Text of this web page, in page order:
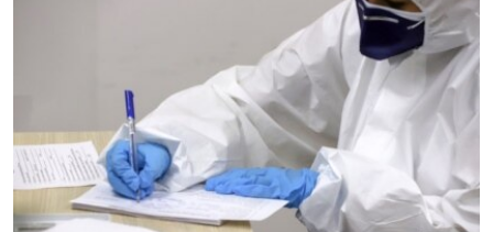
ВІДЕОУРОКИ «ELIFBE»
СВІДЧЕННЯ ОКУПАЦІЇ
ЯК ОБІЙТИ БЛОКУВАННЯ
Русский
Qırımtatar